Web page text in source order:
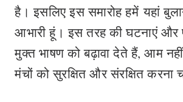
है। इसलिए इस समारोह हमें यहां
आभारी हूं। इस तरह की घटनाएं और
मुक्त भाषण को बढ़ावा देते हैं, आम
मंचों को सुरक्षित और संरक्षित करना